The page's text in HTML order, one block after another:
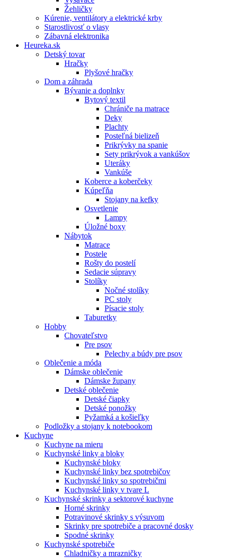
Žehličky
Kúrenie, ventilátory a elektrické krby
Starostlivosť o vlasy
Zábavná elektronika
Heureka.sk
Detský tovar
Hračky
Plyšové hračky
Dom a záhrada
Bývanie a doplnky
Bytový textil
Chrániče na matrace
Deky
Plachty
Posteľná bielizeň
Prikrývky na spanie
Sety prikrývok a vankúšov
Uteráky
Vankúše
Koberce a koberčeky
Kúpeľňa
Stojany na kefky
Osvetlenie
Lampy
Úložné boxy
Nábytok
Matrace
Postele
Rošty do postelí
Sedacie súpravy
Stolíky
Nočné stolíky
PC stoly
Písacie stoly
Taburetky
Hobby
Chovateľstvo
Pre psov
Pelechy a búdy pre psov
Oblečenie a móda
Dámske oblečenie
Dámske župany
Detské oblečenie
Detské čiapky
Detské ponožky
Pyžamká a košieľky
Podložky a stojany k notebookom
Kuchyne
Kuchyne na mieru
Kuchynské linky a bloky
Kuchynské bloky
Kuchynské linky bez spotrebičov
Kuchynské linky so spotrebičmi
Kuchynské linky v tvare L
Kuchynské skrinky a sektorové kuchyne
Horné skrinky
Potravinové skrinky s výsuvom
Skrinky pre spotrebiče a pracovné dosky
Spodné skrinky
Kuchynské spotrebiče
Chladničky a mrazničky